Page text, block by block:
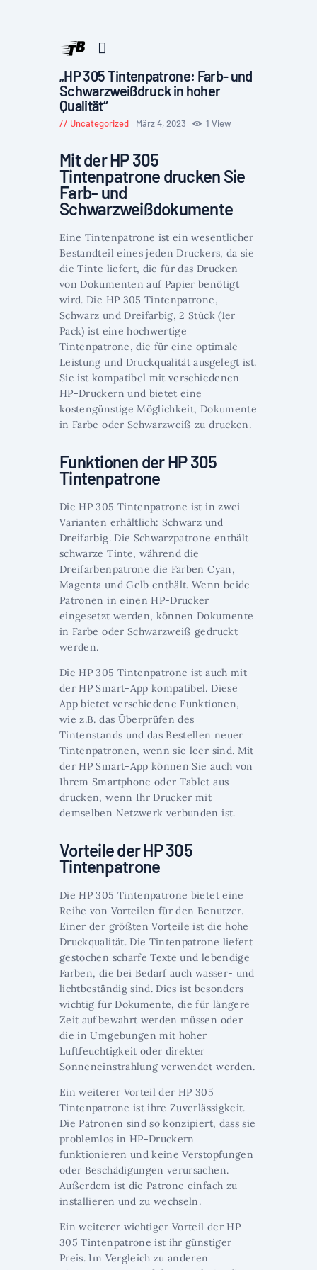
„HP 305 Tintenpatrone: Farb- und
Schwarzweißdruck in hoher
Qualität“
Uncategorized März 4, 2023 1 View
Mit der HP 305
Tintenpatrone drucken Sie
Farb- und
Schwarzweißdokumente
Eine Tintenpatrone ist ein wesentlicher
Bestandteil eines jeden Druckers, da sie
die Tinte liefert, die für das Drucken
von Dokumenten auf Papier benötigt
wird. Die HP 305 Tintenpatrone,
Schwarz und Dreifarbig, 2 Stück (1er
Pack) ist eine hochwertige
Tintenpatrone, die für eine optimale
Leistung und Druckqualität ausgelegt ist.
Sie ist kompatibel mit verschiedenen
HP-Druckern und bietet eine
kostengünstige Möglichkeit, Dokumente
in Farbe oder Schwarzweiß zu drucken.
Funktionen der HP 305
Tintenpatrone
Die HP 305 Tintenpatrone ist in zwei
Varianten erhältlich: Schwarz und
Dreifarbig. Die Schwarzpatrone enthält
schwarze Tinte, während die
Dreifarbenpatrone die Farben Cyan,
Magenta und Gelb enthält. Wenn beide
Patronen in einen HP-Drucker
eingesetzt werden, können Dokumente
in Farbe oder Schwarzweiß gedruckt
werden.
Die HP 305 Tintenpatrone ist auch mit
der HP Smart-App kompatibel. Diese
App bietet verschiedene Funktionen,
wie z.B. das Überprüfen des
Tintenstands und das Bestellen neuer
Tintenpatronen, wenn sie leer sind. Mit
der HP Smart-App können Sie auch von
Ihrem Smartphone oder Tablet aus
drucken, wenn Ihr Drucker mit
demselben Netzwerk verbunden ist.
Vorteile der HP 305
Tintenpatrone
Die HP 305 Tintenpatrone bietet eine
Reihe von Vorteilen für den Benutzer.
Einer der größten Vorteile ist die hohe
Druckqualität. Die Tintenpatrone liefert
gestochen scharfe Texte und lebendige
Farben, die bei Bedarf auch wasser- und
lichtbeständig sind. Dies ist besonders
wichtig für Dokumente, die für längere
Zeit aufbewahrt werden müssen oder
die in Umgebungen mit hoher
Luftfeuchtigkeit oder direkter
Sonneneinstrahlung verwendet werden.
Ein weiterer Vorteil der HP 305
Tintenpatrone ist ihre Zuverlässigkeit.
Die Patronen sind so konzipiert, dass sie
problemlos in HP-Druckern
funktionieren und keine Verstopfungen
oder Beschädigungen verursachen.
Außerdem ist die Patrone einfach zu
installieren und zu wechseln.
Ein weiterer wichtiger Vorteil der HP
305 Tintenpatrone ist ihr günstiger
Preis. Im Vergleich zu anderen